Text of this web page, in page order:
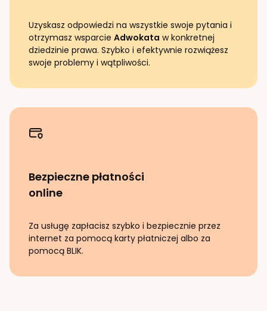
Uzyskasz odpowiedzi na wszystkie swoje pytania i
otrzymasz wsparcie Adwokata w konkretnej
dziedzinie prawa. Szybko i efektywnie rozwiążesz
swoje problemy i wątpliwości.
Bezpieczne płatności
online
Za usługę zapłacisz szybko i bezpiecznie przez
internet za pomocą karty płatniczej albo za
pomocą BLIK.